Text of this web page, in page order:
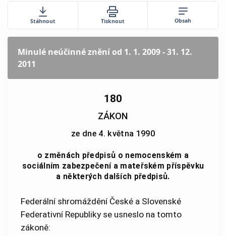
Stáhnout Tisknout Obsah
Minulé neúčinné zněníod 1. 1. 2009 - 31. 12.
2011
180
ZÁKON
ze dne 4. května 1990
o změnách předpisů o nemocenském a
sociálním zabezpečení a mateřském příspěvku
a některých dalších předpisů.
Federální shromáždění České a Slovenské
Federativní Republiky se usneslo na tomto
zákoně: